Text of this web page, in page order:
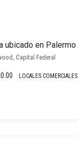
Capital Federal
LOCALES COMERCIALES